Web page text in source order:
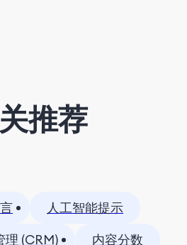
推荐
人工智能提示
理 (CRM)
内容分数